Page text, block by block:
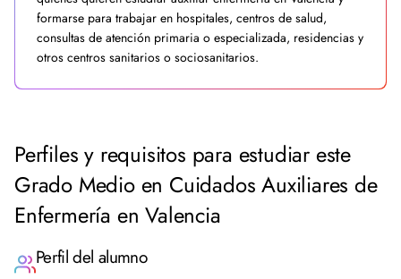
formarse para trabajar en hospitales, centros de salud,
consultas de atención primaria o especializada, residencias y
otros centros sanitarios o sociosanitarios.
Perfiles y requisitos para estudiar este
Grado Medio en Cuidados Auxiliares de
Enfermería en Valencia
Perfil del alumno